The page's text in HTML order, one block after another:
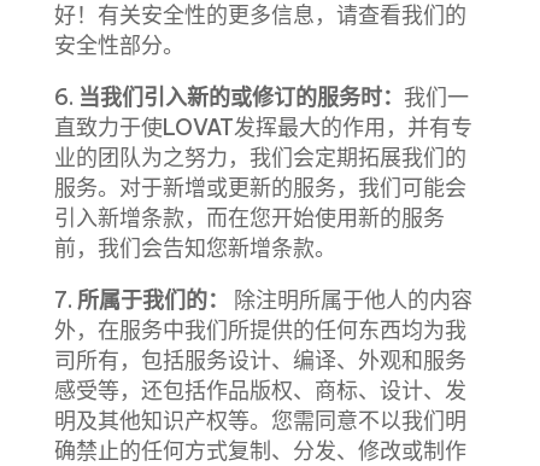
好！有关安全性的更多信息，请查看我们的
安全性部分。
6. 当我们引入新的或修订的服务时： 我们一
直致力于使LOVAT发挥最大的作用，并有专
业的团队为之努力，我们会定期拓展我们的
服务。对于新增或更新的服务，我们可能会
引入新增条款，而在您开始使用新的服务
前，我们会告知您新增条款。
7. 所属于我们的： 除注明所属于他人的内容
外，在服务中我们所提供的任何东西均为我
司所有，包括服务设计、编译、外观和服务
感受等，还包括作品版权、商标、设计、发
明及其他知识产权等。 您需同意不以我们明
确禁止的任何方式复制、分发、修改或制作